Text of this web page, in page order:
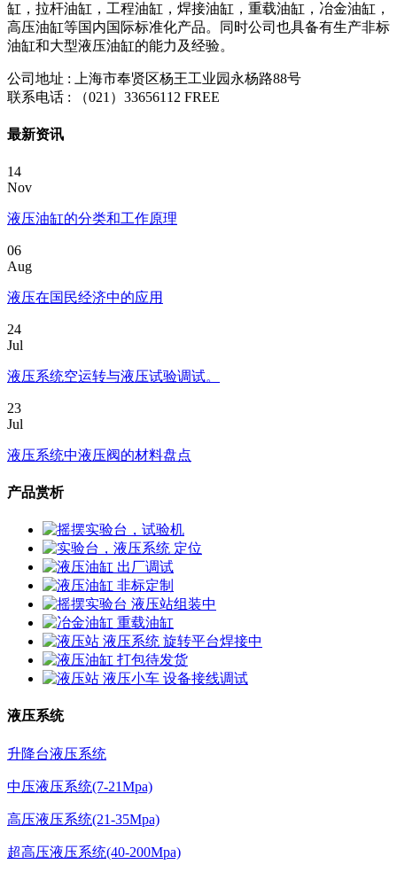
缸，拉杆油缸，工程油缸，焊接油缸，重载油缸，冶金油缸，
高压油缸等国内国际标准化产品。同时公司也具备有生产非标
油缸和大型液压油缸的能力及经验。
公司地址 : 上海市奉贤区杨王工业园永杨路88号
联系电话 :
（021）33656112 FREE
最新资讯
14
Nov
液压油缸的分类和工作原理
06
Aug
液压在国民经济中的应用
24
Jul
液压系统空运转与液压试验调试。
23
Jul
液压系统中液压阀的材料盘点
产品赏析
液压系统
升降台液压系统
中压液压系统(7-21Mpa)
高压液压系统(21-35Mpa)
超高压液压系统(40-200Mpa)